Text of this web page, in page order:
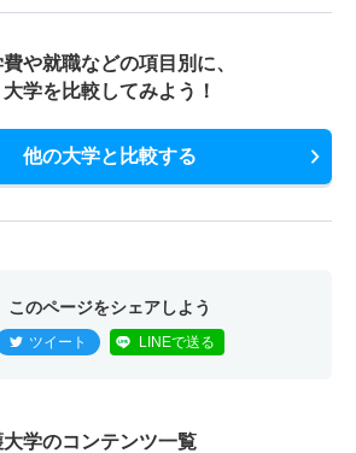
や就職などの項目別に、
大学を比較してみよう！
他の大学と比較する
このページをシェアしよう
ツイート LINEで送る
学のコンテンツ一覧